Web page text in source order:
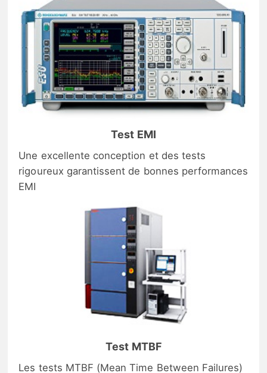
Test EMI
Une excellente conception et des tests
rigoureux garantissent de bonnes performances
EMI
Test MTBF
Les tests MTBF (Mean Time Between Failures)